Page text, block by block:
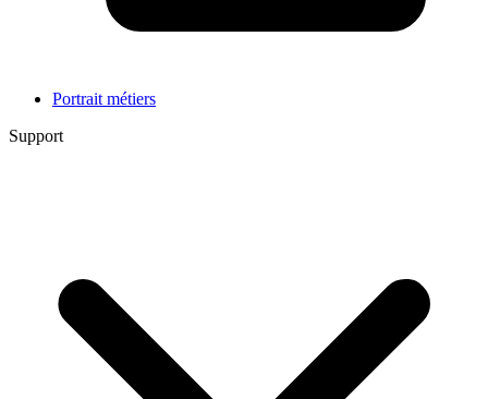
Portrait métiers
Support